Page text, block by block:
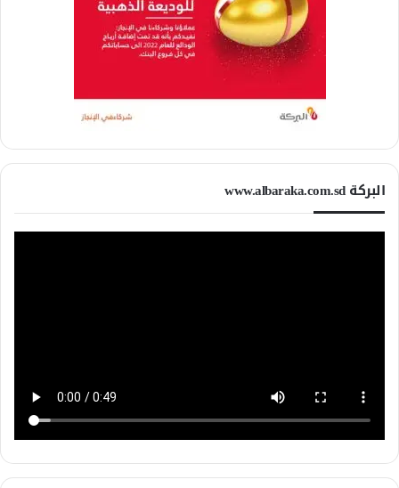
البركة www.albaraka.com.sd